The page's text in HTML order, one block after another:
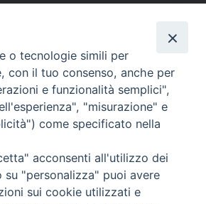
o tecnologie simili per
con il tuo consenso, anche per
e funzionalità semplici",
"misurazione" e
come specificato nella
acconsenti all'utilizzo dei
su "personalizza" puoi avere
sui cookie utilizzati e